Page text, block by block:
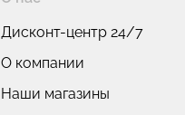
Дисконт-центр 24/7
О компании
Наши магазины